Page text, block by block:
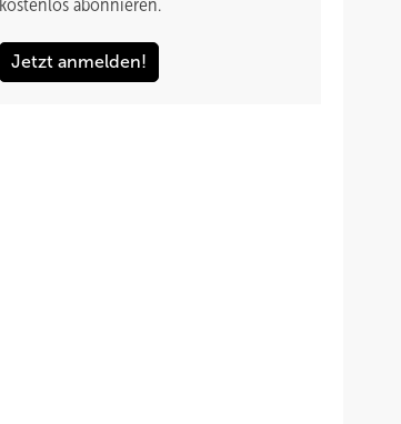
kostenlos abonnieren.
Jetzt anmelden!